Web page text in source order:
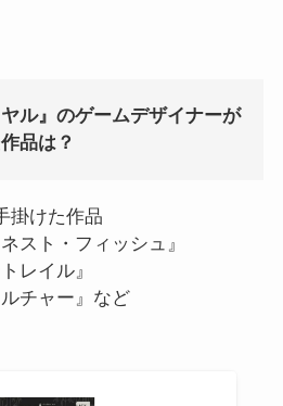
ヤル』のゲームデザイナーが
品は？
掛けた作品
スト・フィッシュ』
レイル』
ルチャー』など